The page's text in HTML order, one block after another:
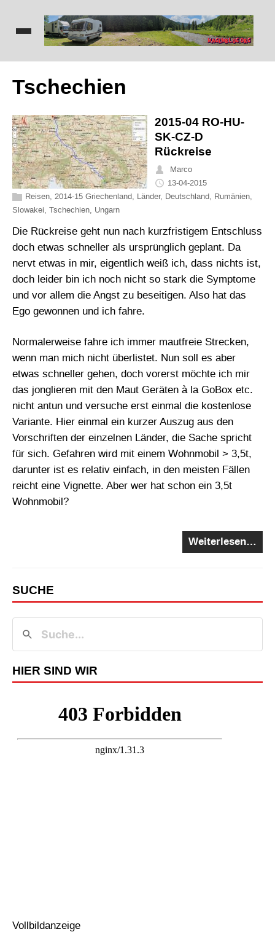
Tschechien
2015-04 RO-HU-
SK-CZ-D
Rückreise
Marco
13-04-2015
Reisen, 2014-15 Griechenland, Länder, Deutschland, Rumänien,
Slowakei, Tschechien, Ungarn
Die Rückreise geht nun nach kurzfristigem Entschluss
doch etwas schneller als ursprünglich geplant. Da
nervt etwas in mir, eigentlich weiß ich, dass nichts ist,
doch leider bin ich noch nicht so stark die Symptome
und vor allem die Angst zu beseitigen. Also hat das
Ego gewonnen und ich fahre.
Normalerweise fahre ich immer mautfreie Strecken,
wenn man mich nicht überlistet. Nun soll es aber
etwas schneller gehen, doch vorerst möchte ich mir
das jonglieren mit den Maut Geräten à la GoBox etc.
nicht antun und versuche erst einmal die kostenlose
Variante. Hier einmal ein kurzer Auszug aus den
Vorschriften der einzelnen Länder, die Sache spricht
für sich. Gefahren wird mit einem Wohnmobil > 3,5t,
darunter ist es relativ einfach, in den meisten Fällen
reicht eine Vignette. Aber wer hat schon ein 3,5t
Wohnmobil?
Weiterlesen…
SUCHE
HIER SIND WIR
Vollbildanzeige